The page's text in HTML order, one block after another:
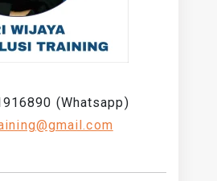
(Whatsapp)